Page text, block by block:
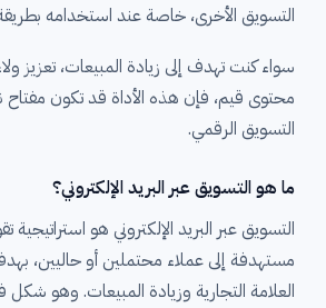
التسويق الأخرى، خاصة عند استخدامه
سواء كنت تهدف إلى زيادة المبيعات، تعزيز
محتوى قيم، فإن هذه الأداة قد تكون
التسويق الرقمي.
ما هو التسويق عبر البريد الإلكتروني؟
التسويق عبر البريد الإلكتروني هو
مستهدفة إلى عملاء محتملين أو حاليين،
العلامة التجارية وزيادة المبيعات. وهو